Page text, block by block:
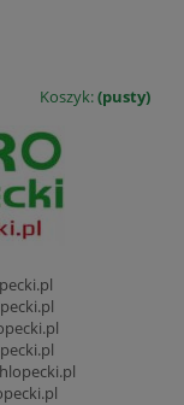
Koszyk:(pusty)